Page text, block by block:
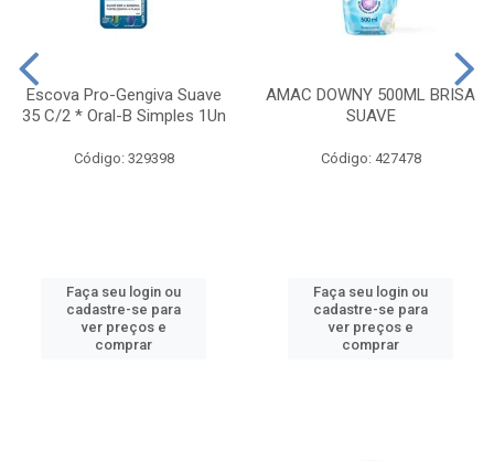
Escova Pro-Gengiva Suave
35 C/2 * Oral-B Simples 1Un
Código: 329398
Faça seu login ou
cadastre-se para
ver preços e
comprar
AMAC DOWNY 500ML BRISA
SUAVE
Código: 427478
Faça seu login ou
cadastre-se para
ver preços e
comprar